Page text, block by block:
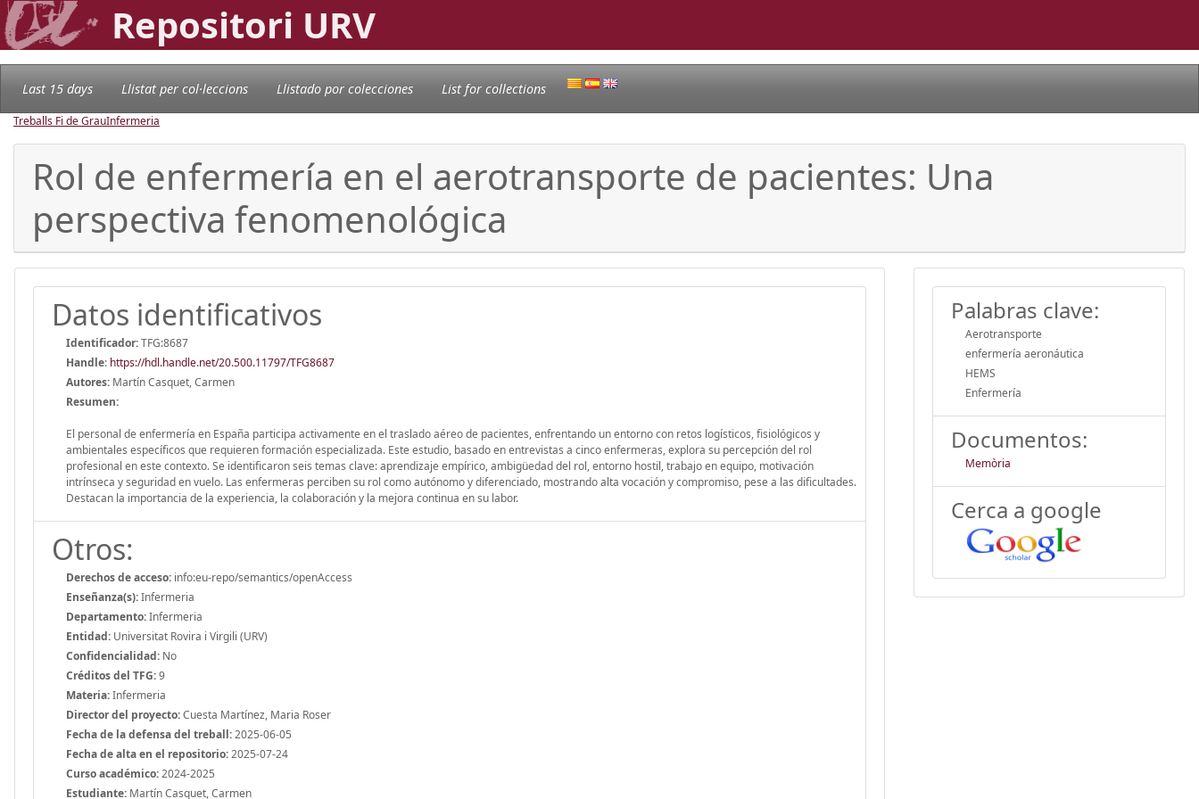
Repositori URV
Last 15 days Llistat per col·leccions Llistado por colecciones List for collections
Treballs Fi de GrauInfermeria
Rol de enfermería en el aerotransporte de pacientes: Una
perspectiva fenomenológica
Datos identificativos
Identificador:TFG:8687
Handle: https://hdl.handle.net/20.500.11797/TFG8687
Autores: Martín Casquet, Carmen
Resumen:
El personal de enfermería en España participa activamente en el traslado aéreo de pacientes, enfrentando un entorno con retos logísticos, fisiológicos y
ambientales específicos que requieren formación especializada. Este estudio, basado en entrevistas a cinco enfermeras, explora su percepción del rol
profesional en este contexto. Se identificaron seis temas clave: aprendizaje empírico, ambigüedad del rol, entorno hostil, trabajo en equipo, motivación
intrínseca y seguridad en vuelo. Las enfermeras perciben su rol como autónomo y diferenciado, mostrando alta vocación y compromiso, pese a las dificultades.
Destacan la importancia de la experiencia, la colaboración y la mejora continua en su labor.
Otros:
Derechos de acceso: info:eu-repo/semantics/openAccess
Enseñanza(s):Infermeria
Departamento:Infermeria
Entidad: Universitat Rovira i Virgili (URV)
Confidencialidad: No
Créditos del TFG:9
Materia:Infermeria
Director del proyecto:Cuesta Martínez, Maria Roser
Fecha de la defensa del treball:2025-06-05
Fecha de alta en el repositorio:2025-07-24
Curso académico:2024-2025
Estudiante: Martín Casquet, Carmen
Palabras clave:
Aerotransporte
enfermería aeronáutica
HEMS
Enfermería
Documentos:
Memòria
Cerca a google